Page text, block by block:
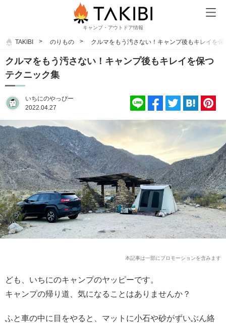
キャンプ・アウトドア情報
TAKIBI のりもの クルマをもう汚さない！キャンプ後もキレイを
クルマをもう汚さない！キャンプ後もキレイを保つ
テクニック集
いちにのやっぴー
2022.04.27
本記事は一部にプロモーションを含みます
ども、いちにのキャンプのヤッピーです。
キャンプの帰り道、気になることはありませんか？
ふと車の中に目をやると、マットに小石や砂がずいぶん絡